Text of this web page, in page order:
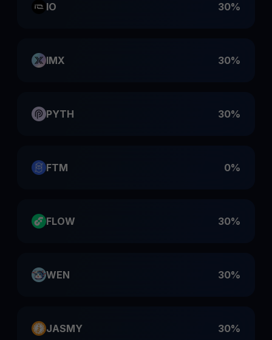
IO 30%
IMX 30%
PYTH 30%
FTM 0%
FLOW 30%
WEN 30%
JASMY 30%